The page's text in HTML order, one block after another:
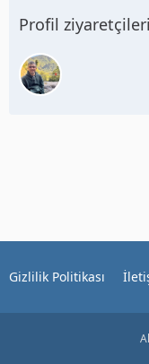
Profil ziyaretçileri
Gizlilik Politikası